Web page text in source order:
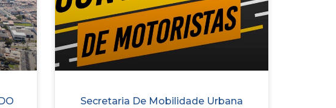
Secretaria De Mobilidade Urbana